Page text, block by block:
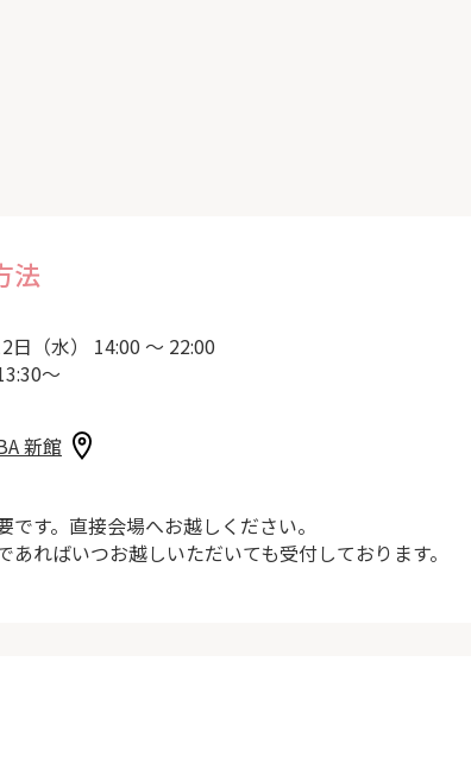
法
日（水） 14:00 ～ 22:00
～
新館
です。直接会場へお越しください。
あればいつお越しいただいても受付しております。